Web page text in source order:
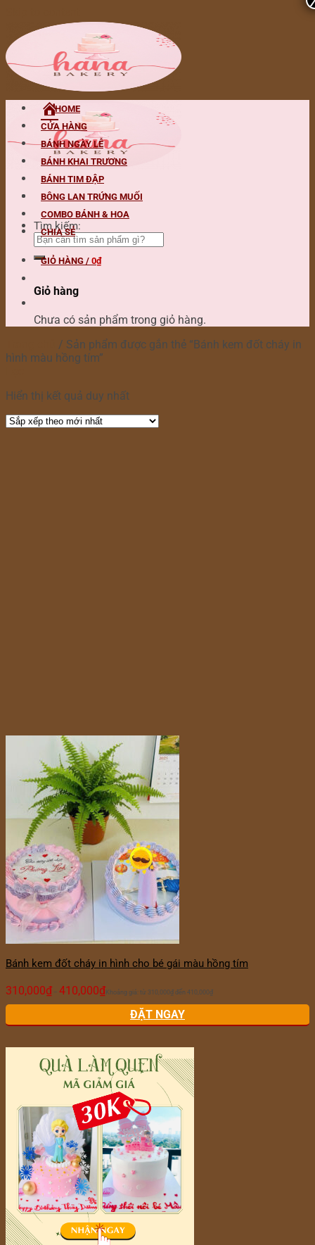
Tìm kiếm:
HOME
CỬA HÀNG
BÁNH NGÀY LỄ
BÁNH KHAI TRƯƠNG
BÁNH TIM ĐẬP
BÔNG LAN TRỨNG MUỐI
COMBO BÁNH & HOA
CHIA SẺ
GIỎ HÀNG / 0₫
Giỏ hàng
Chưa có sản phẩm trong giỏ hàng.
/ Sản phẩm được gắn thẻ “Bánh kem đốt cháy in
hình màu hồng tím”
Hiển thị kết quả duy nhất
Bánh kem đốt cháy in hình cho bé gái màu hồng tím
310,000₫ – 410,000₫ Khoảng giá: từ 310,000₫ đến 410,000₫
ĐẶT NGAY